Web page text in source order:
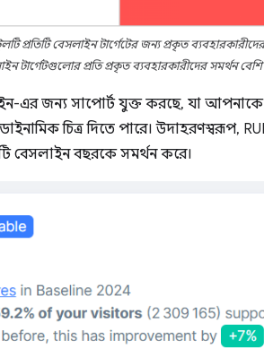
প্রতিটি বেসলাইন টার্গেটের জন্য প্রকৃত
টার্গেটগুলোর প্রতি প্রকৃত ব্যবহারকারীদের সমর্থন
এর জন্য সাপোর্ট যুক্ত করছে, যা আপনাকে
চিত্র দিতে পারে। উদাহরণস্বরূপ,
বেসলাইন বছরকে সমর্থন করে।